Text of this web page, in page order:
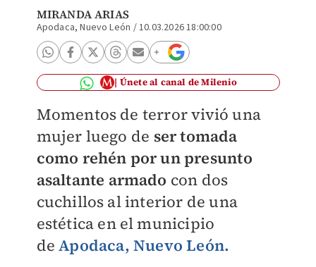
MIRANDA ARIAS
Apodaca, Nuevo León /10.03.2026 18:00:00
Únete al canal de Milenio
Momentos de terror vivió una
mujer luego de ser tomada
como rehén por un presunto
asaltante armado con dos
cuchillos al interior de una
estética en el municipio
deApodaca, Nuevo León.